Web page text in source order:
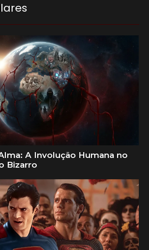
A Involução Humana no
Bizarro